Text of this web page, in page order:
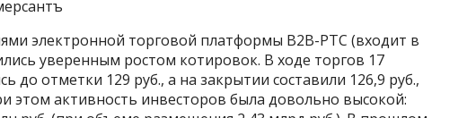
электронной торговой платформы B2B-РТС (входит в
уверенным ростом котировок. В ходе торгов 17
до отметки 129 руб., а на закрытии составили 126,9 руб.,
этом активность инвесторов была довольно высокой: